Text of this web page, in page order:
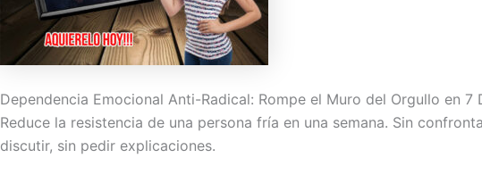
Dependencia Emocional Anti-Radical: Rompe el Muro del Orgullo en 7
Reduce la resistencia de una persona fría en una semana. Sin
discutir, sin pedir explicaciones.